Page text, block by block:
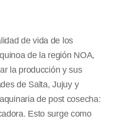
de vida de los
de la región NOA,
la producción y sus
de Salta, Jujuy y
de post cosecha:
Esto surge como